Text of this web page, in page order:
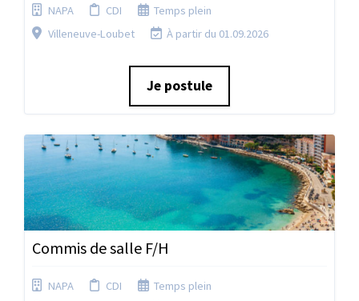
NAPA CDI
Temps plein
Villeneuve-Loubet
À partir du 01.09.2026
Je postule
Commis de salle F/H
NAPA CDI
Temps plein